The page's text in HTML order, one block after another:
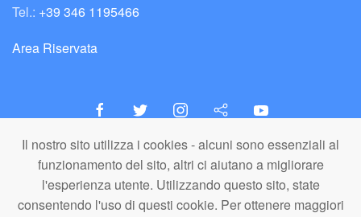
Il nostro sito utilizza i cookies - alcuni sono essenziali al
funzionamento del sito, altri ci aiutano a migliorare
l'esperienza utente. Utilizzando questo sito, state
consentendo l'uso di questi cookie. Per ottenere maggiori
Tel.: +39 346 1195466
Area Riservata
italiaNATURISTA
Editore e Redazione
A.N.ITA. Associazione Naturista Italiana (APS)
C.F. 80203710159